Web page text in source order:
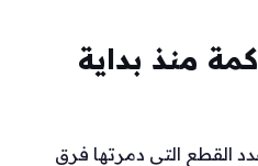
منذ بداية
القطع التي دمرتها فرق